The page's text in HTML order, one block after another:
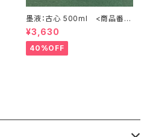
墨液：古心 500ml <商品番号
1108>
¥3,630
40%OFF